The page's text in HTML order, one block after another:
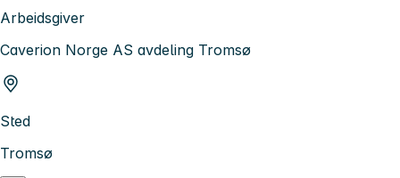
Arbeidsgiver
Caverion Norge AS avdeling Tromsø
Sted
Tromsø